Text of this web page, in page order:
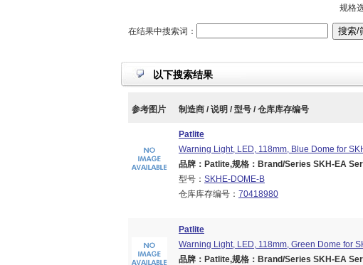
规格
在结果中搜索词：
以下搜索结果
参考图片 制造商 / 说明 / 型号 / 仓库库存编号
Patlite
Warning Light, LED, 118mm, Blue Dome for
品牌：Patlite,规格：Brand/Series SKH-EA
型号： SKHE-DOME-B
仓库库存编号： 70418980
Patlite
Warning Light, LED, 118mm, Green Dome for
品牌：Patlite,规格：Brand/Series SKH-EA